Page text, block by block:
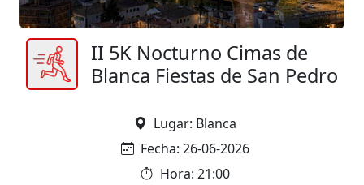
II 5K Nocturno Cimas de
Blanca Fiestas de San Pedro
Lugar: Blanca
Fecha: 26-06-2026
Hora: 21:00